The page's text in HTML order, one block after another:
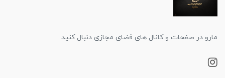
مارو در صفحات و کانال های فضای مجازی دنبال کنید